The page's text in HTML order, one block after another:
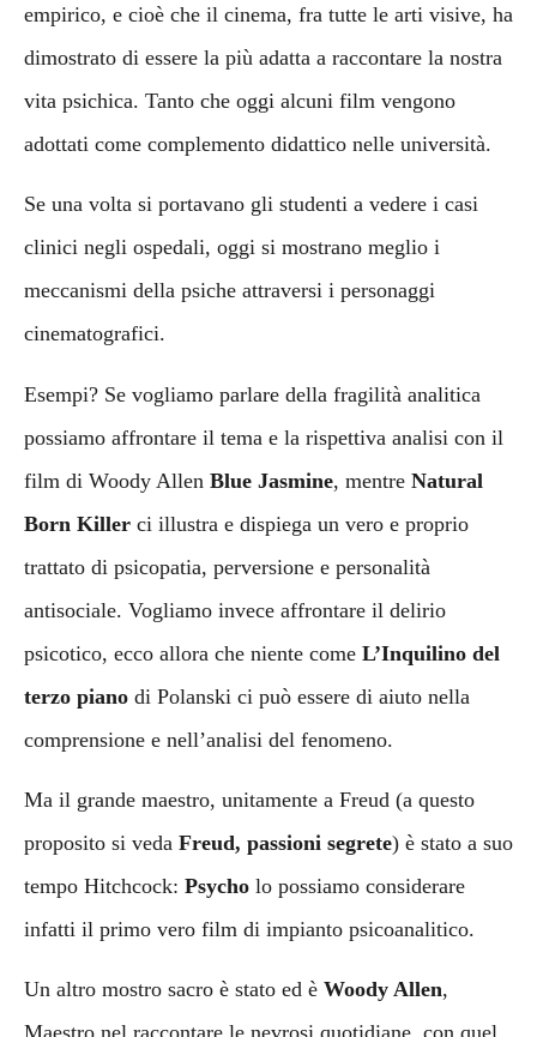
empirico, e cioè che il cinema, fra tutte le arti visive, ha
dimostrato di essere la più adatta a raccontare la nostra
vita psichica. Tanto che oggi alcuni film vengono
adottati come complemento didattico nelle università.
Se una volta si portavano gli studenti a vedere i casi
clinici negli ospedali, oggi si mostrano meglio i
meccanismi della psiche attraversi i personaggi
cinematografici.
Esempi? Se vogliamo parlare della fragilità analitica
possiamo affrontare il tema e la rispettiva analisi con il
film di Woody Allen Blue Jasmine, mentre Natural
Born Killer ci illustra e dispiega un vero e proprio
trattato di psicopatia, perversione e personalità
antisociale. Vogliamo invece affrontare il delirio
psicotico, ecco allora che niente come L’Inquilino del
terzo piano di Polanski ci può essere di aiuto nella
comprensione e nell’analisi del fenomeno.
Ma il grande maestro, unitamente a Freud (a questo
proposito si veda Freud, passioni segrete) è stato a suo
tempo Hitchcock: Psycho lo possiamo considerare
infatti il primo vero film di impianto psicoanalitico.
Un altro mostro sacro è stato ed è Woody Allen,